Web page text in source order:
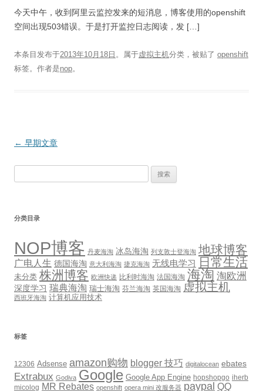
今天中午，收到阿里云监控发来的短消息，博客使用的openshift
空间出现503错误。于是打开监控日志阅读，发 […]
本条目发布于2013年10月18日 。属于虚拟主机分类，被贴了 openshift
标签。 作者是nop。
文
← 早期文章
分类目录
NOP博客 丹麦海淘 冰岛海淘 列支敦士登海淘 地球博客
广电人生 德国海淘 意大利海淘 捷克海淘 无线电学习 日常生活
未分类 株洲博客 欧洲快递 比利时海淘 法国海淘 海淘 淘欧洲
深度学习 瑞典海淘 瑞士海淘 芬兰海淘 英国海淘 虚拟主机
西班牙海淘 计算机应用技术
标签
12306 Adsense amazon购物 blogger 技巧 digitalocean ebates
Extrabux Godiva Google Google App Engine hopshopgo iherb
micolog MR Rebates openshift opera mini 改服务器 paypal QQ